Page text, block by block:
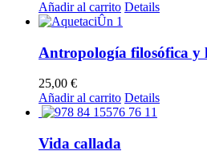
Añadir al carrito Details
Antropología filosófica y
25,00 €
Añadir al carrito Details
Vida callada